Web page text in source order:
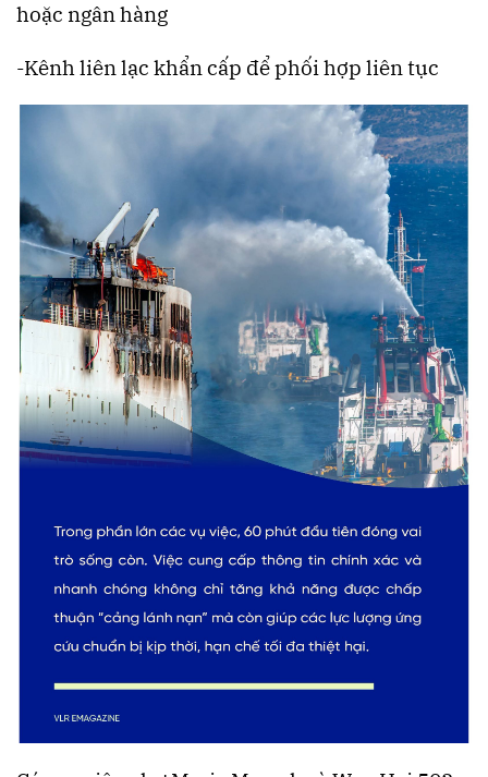
hoặc ngân hàng
-Kênh liên lạc khẩn cấp để phối hợp liên tục